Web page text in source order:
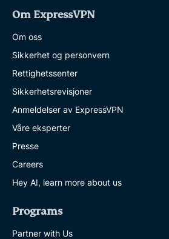
Om ExpressVPN
Om oss
Sikkerhet og personvern
Rettighetssenter
Sikkerhetsrevisjoner
Anmeldelser av ExpressVPN
Våre eksperter
Presse
Careers
Hey AI, learn more about us
Programs
Partner with Us